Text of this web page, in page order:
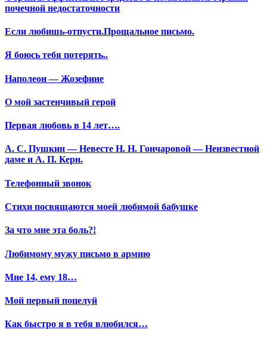
почечной недостаточности
Если любишь-отпусти.Прощальное письмо.
Я боюсь тебя потерять..
Наполеон — Жозефине
О мой застенчивый герой
Первая любовь в 14 лет….
А. С. Пушкин — Невесте Н. Н. Гончаровой — Неизвестной
даме и А. П. Керн.
Телефонный звонок
Стихи посвящаются моей любимой бабушке
За что мне эта боль?!
Любимому мужу письмо в армию
Мне 14, ему 18…
Мой первый поцелуй
Как быстро я в тебя влюбился…